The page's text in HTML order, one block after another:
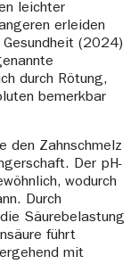
leichter
erleiden
(2024)
durch Rötung,
bemerkbar
den Zahnschmelz
Der pH-
wodurch
Durch
Säurebelastung
führt
mit